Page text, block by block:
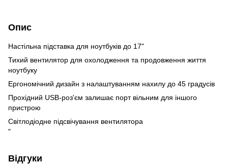
Опис
Настільна підставка для ноутбуків до 17"
Тихий вентилятор для охолодження та продовження життя
ноутбуку
Ергономічний дизайн з налаштуванням нахилу до 45 градусів
Прохідний USB-роз'єм залишає порт вільним для іншого
пристрою
Світлодіодне підсвічування вентилятора
"
Відгуки